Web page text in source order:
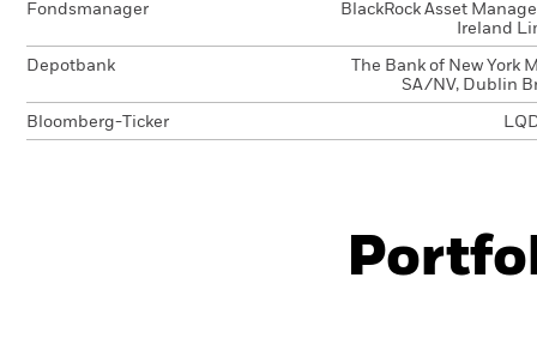
Fondsmanager
BlackRock Asset
Ireland
Depotbank
The Bank of New York
SA/NV, Dublin
Bloomberg-Ticker